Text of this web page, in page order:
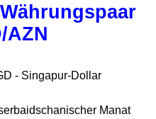
AZN
- Singapur-Dollar
Manat